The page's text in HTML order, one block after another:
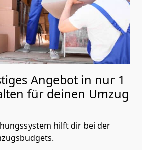
Angebot in nur 1
für deinen Umzug
hilft dir bei der